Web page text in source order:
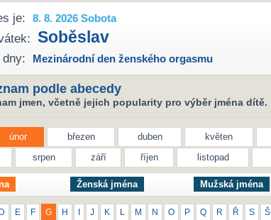
je: 8. 8. 2026 Sobota
Soběslav
Mezinárodní den ženského orgasmu
podle abecedy
jmen, včetně jejich popularity pro výběr jména dítě.
únor březen duben květen
srpen září říjen listopad
Ženská jména Mužská jména
D E F G H J K M N O P Q R Ř S Š